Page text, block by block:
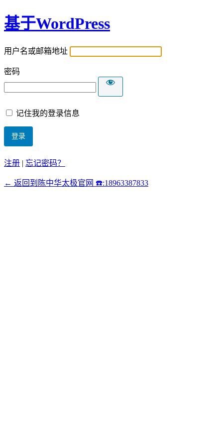
基于WordPress
用户名或邮箱地址
密码
记住我的登录信息
注册 | 忘记密码？
← 返回到陈中华太极官网 ☎️:18963387833